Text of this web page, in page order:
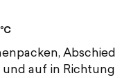
Abschied
auf in Richtung